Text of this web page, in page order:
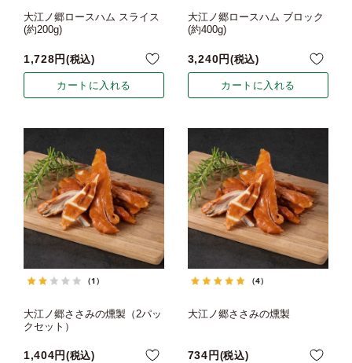
大江ノ郷ロースハム スライス
(約200g)
1,728 税込
カートに入れる
大江ノ郷ロースハム ブロック
(約400g)
3,240 税込
カートに入れる
（1）
大江ノ郷ささみの燻製（2パッ
クセット）
1,404 税込
（4）
大江ノ郷ささみの燻製
734 税込